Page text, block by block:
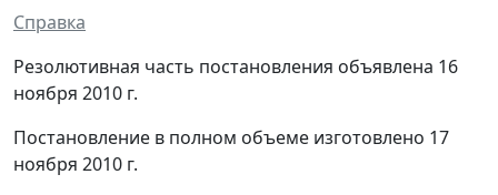
Справка
Резолютивная часть постановления объявлена 16
ноября 2010 г.
Постановление в полном объеме изготовлено 17
ноября 2010 г.